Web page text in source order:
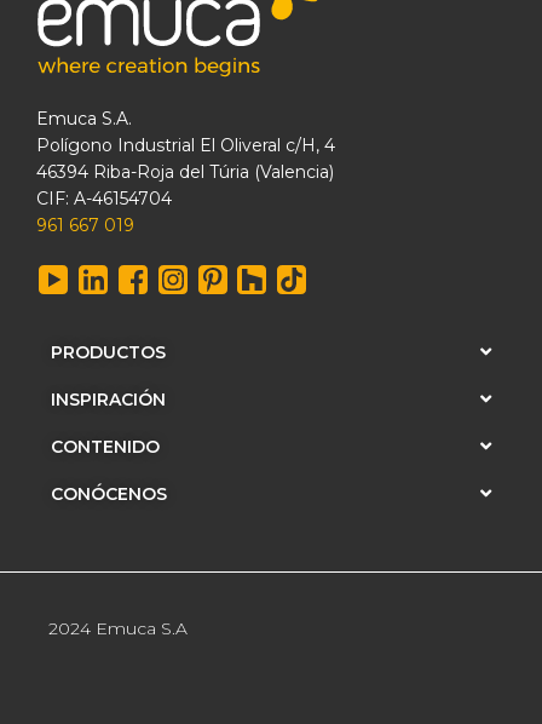
Emuca S.A.
Polígono Industrial El Oliveral c/H, 4
46394 Riba-Roja del Túria (Valencia)
CIF: A-46154704
961 667 019
PRODUCTOS
INSPIRACIÓN
CONTENIDO
CONÓCENOS
2024 Emuca S.A